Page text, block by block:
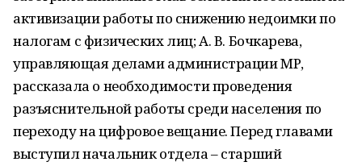
активизации работы по снижению недоимки по
налогам с физических лиц; А. В. Бочкарева,
управляющая делами администрации МР,
рассказала о необходимости проведения
разъяснительной работы среди населения по
переходу на цифровое вещание. Перед главами
выступил начальник отдела – старший